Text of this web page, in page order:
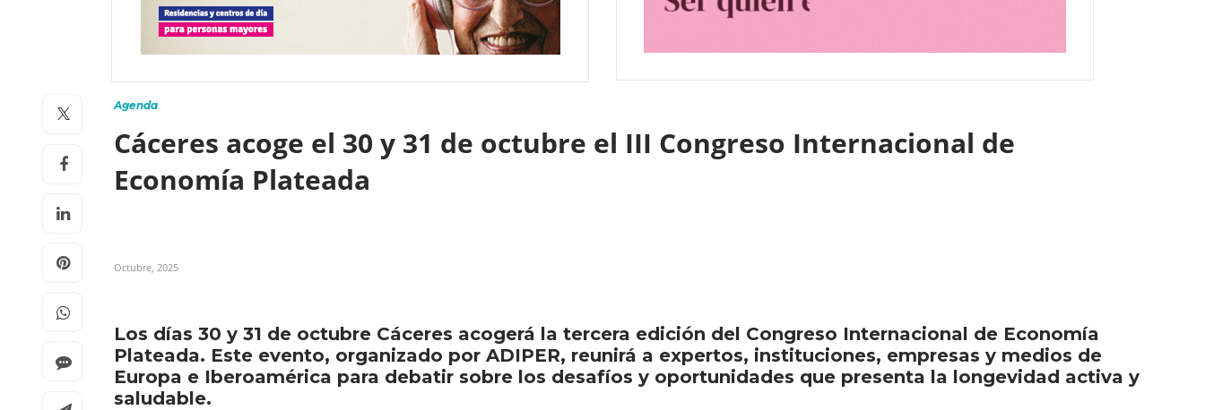
Agenda
Cáceres acoge el 30 y 31 de octubre el III Congreso Internacional de
Economía Plateada
Octubre, 2025
Los días 30 y 31 de octubre Cáceres acogerá la tercera edición del Congreso Internacional de Economía
Plateada. Este evento, organizado por ADIPER, reunirá a expertos, instituciones, empresas y medios de
Europa e Iberoamérica para debatir sobre los desafíos y oportunidades que presenta la longevidad activa y
saludable.